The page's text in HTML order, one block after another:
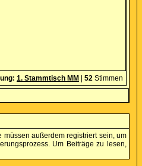
1. Stammtisch MM 52 Stimmen
außerdem registriert sein, um
Um Beiträge zu lesen,